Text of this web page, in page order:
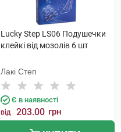
Lucky Step LS06 Подушечки
клейкі від мозолів 6 шт
Лакі Степ
Є в наявності
від 203.00 грн